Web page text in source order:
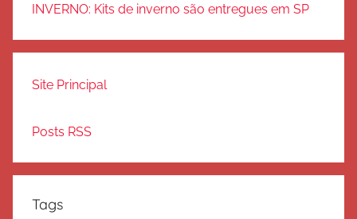
INVERNO: Kits de inverno são entregues em SP
Site Principal
Posts RSS
Tags